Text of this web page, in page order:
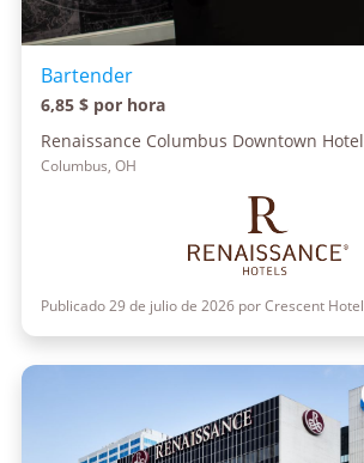
Bartender
6,85 $ por hora
Renaissance Columbus Downtown Hotel
Columbus, OH
Publicado 29 de julio de 2026 por Crescent